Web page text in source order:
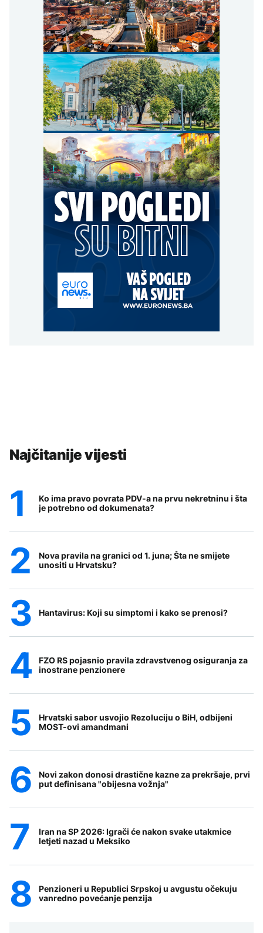
Najčitanije vijesti
Ko ima pravo povrata PDV-a na prvu nekretninu i šta
je potrebno od dokumenata?
Nova pravila na granici od 1. juna; Šta ne smijete
unositi u Hrvatsku?
Hantavirus: Koji su simptomi i kako se prenosi?
FZO RS pojasnio pravila zdravstvenog osiguranja za
inostrane penzionere
Hrvatski sabor usvojio Rezoluciju o BiH, odbijeni
MOST-ovi amandmani
Novi zakon donosi drastične kazne za prekršaje, prvi
put definisana "obijesna vožnja"
Iran na SP 2026: Igrači će nakon svake utakmice
letjeti nazad u Meksiko
Penzioneri u Republici Srpskoj u avgustu očekuju
vanredno povećanje penzija